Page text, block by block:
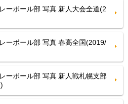
ーボール部 写真 新人大会全道(2
ーボール部 写真 春高全国(2019/
ーボール部 写真 新人戦札幌支部